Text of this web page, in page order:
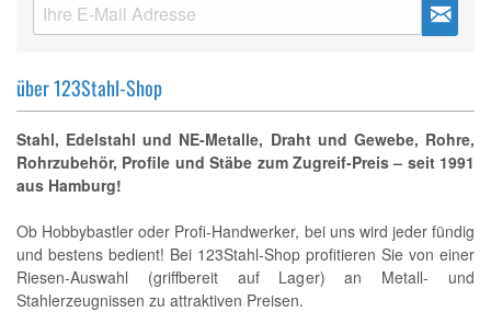
über 123Stahl-Shop
Stahl, Edelstahl und NE-Metalle, Draht und Gewebe, Rohre,
Rohrzubehör, Profile und Stäbe zum Zugreif-Preis – seit 1991
aus Hamburg!
Ob Hobbybastler oder Profi-Handwerker, bei uns wird jeder fündig
und bestens bedient! Bei 123Stahl-Shop profitieren Sie von einer
Riesen-Auswahl (griffbereit auf Lager) an Metall- und
Stahlerzeugnissen zu attraktiven Preisen.